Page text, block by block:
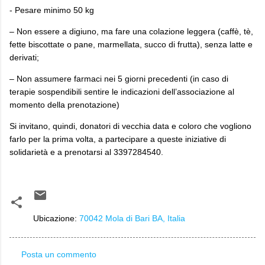
- Pesare minimo 50 kg
– Non essere a digiuno, ma fare una colazione leggera (caffè, tè,
fette biscottate o pane, marmellata, succo di frutta), senza latte e
derivati;
– Non assumere farmaci nei 5 giorni precedenti (in caso di
terapie sospendibili sentire le indicazioni dell’associazione al
momento della prenotazione)
Si invitano, quindi, donatori di vecchia data e coloro che vogliono
farlo per la prima volta, a partecipare a queste iniziative di
solidarietà e a prenotarsi al 3397284540.
Ubicazione: 70042 Mola di Bari BA, Italia
Posta un commento